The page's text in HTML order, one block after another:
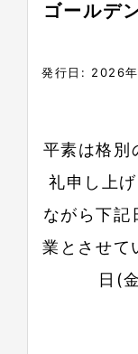
ゴールデ
発行日: 2026
平素は格別
礼申し上
ながら下記
業とさせて
日(